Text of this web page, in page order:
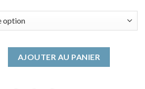
AJOUTER AU PANIER